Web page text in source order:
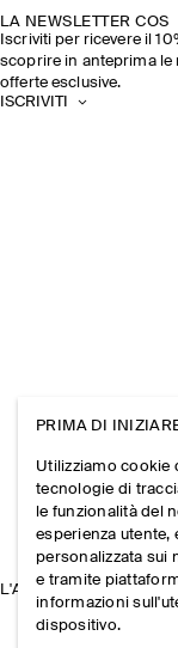
LA NEWSLETTER COS
Iscriviti per ricevere il
scoprire in anteprima le
offerte esclusive.
ISCRIVITI
L'AZIENDA
PRIMA DI
Utilizziamo cookie
tecnologie di
le funzionalità del
esperienza utente,
personalizzata sui
e tramite
informazioni
dispositivo.